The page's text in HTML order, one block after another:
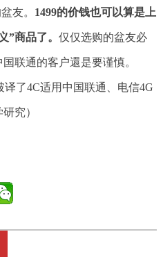
友。 1499的价钱也可以算是上
”商品了。 仅仅选购的盆友必
联通的客户還是要谨慎。
译了4C适用中国联通、电信4G
究）